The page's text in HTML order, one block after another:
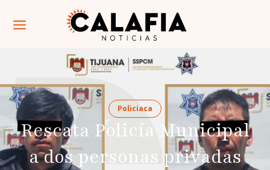
Policiaca
Rescata Policía Municipal
a dos personas privadas